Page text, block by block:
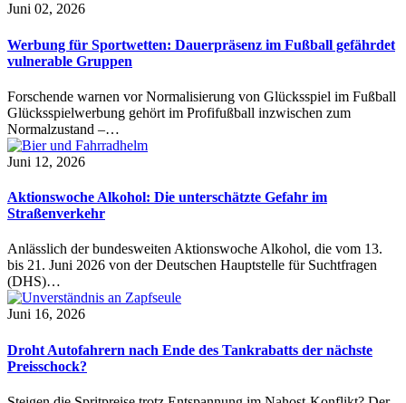
Juni 02, 2026
Werbung für Sportwetten: Dauerpräsenz im Fußball gefährdet
vulnerable Gruppen
Forschende warnen vor Normalisierung von Glücksspiel im Fußball
Glücksspielwerbung gehört im Profifußball inzwischen zum
Normalzustand –…
Juni 12, 2026
Aktionswoche Alkohol: Die unterschätzte Gefahr im
Straßenverkehr
Anlässlich der bundesweiten Aktionswoche Alkohol, die vom 13.
bis 21. Juni 2026 von der Deutschen Hauptstelle für Suchtfragen
(DHS)…
Juni 16, 2026
Droht Autofahrern nach Ende des Tankrabatts der nächste
Preisschock?